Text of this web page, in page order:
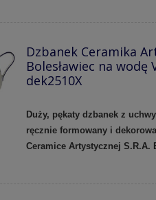
Dzbanek Ceramika
Bolesławiec na wodę
dek2510X
Duży, pękaty dzbanek z
ręcznie formowany i
Ceramice Artystycznej S.R.A.